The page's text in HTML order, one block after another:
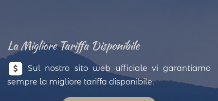
La Migliore Tariffa Disponibile
Sul nostro sito web ufficiale vi garantiamo
sempre la migliore tariffa disponibile.